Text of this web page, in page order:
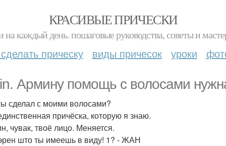
КРАСИВЫЕ ПРИЧЕСКИ
на каждый день. пошаговые руководства, советы и
прическу виды причесок уроки
Армину помощь с волосами
сделал с моими волосами?
причёска, которую я знаю.
чувак, твоё лицо. Меняется.
што ты имеешь в виду! 1? - ЖАН